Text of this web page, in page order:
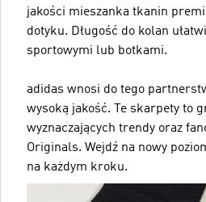
jakości mieszanka tkanin
dotyku. Długość do kolan
sportowymi lub botkami.
adidas wnosi do tego
wysoką jakość. Te skarpety to
wyznaczających trendy oraz
Originals. Wejdź na nowy
na każdym kroku.